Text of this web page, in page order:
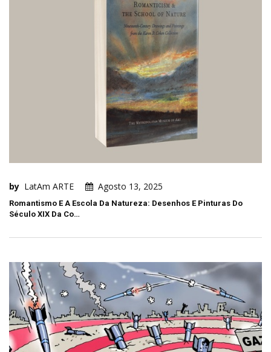
by LatAm ARTE Agosto 13, 2025
Romantismo E A Escola Da Natureza: Desenhos E Pinturas Do
Século XIX Da Co…